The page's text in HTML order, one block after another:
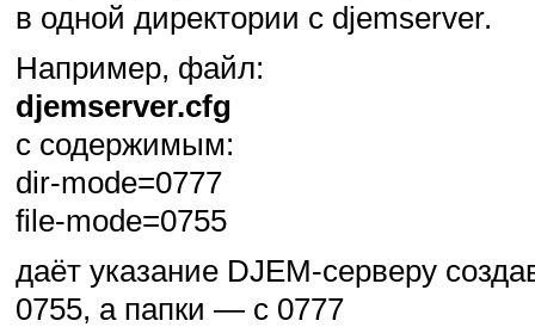
в одной директории с djemserver.
Например, файл:
djemserver.cfg
с содержимым:
dir-mode=0777
file-mode=0755
даёт указание DJEM-серверу
0755, а папки — с 0777